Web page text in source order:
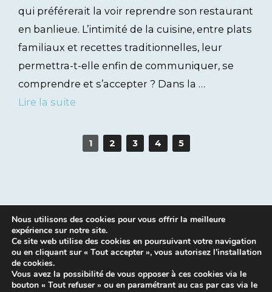
qui préférerait la voir reprendre son restaurant
en banlieue. L’intimité de la cuisine, entre plats
familiaux et recettes traditionnelles, leur
permettra-t-elle enfin de communiquer, se
comprendre et s’accepter ? Dans la …
Lire la suite
1 2 3 4 5
Nous utilisons des cookies pour vous offrir la meilleure
expérience sur notre site.
Ce site web utilise des cookies en poursuivant votre navigation
ou en cliquant sur « Tout accepter », vous autorisez l’installation
de cookies.
Vous avez la possibilité de vous opposer à ces cookies via le
bouton « Tout refuser » ou en paramétrant au cas par cas via le